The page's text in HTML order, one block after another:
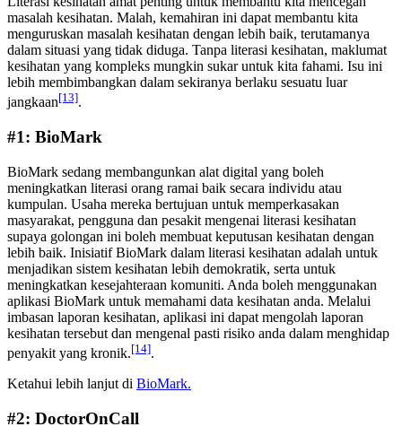
masalah kesihatan. Malah, kemahiran ini dapat membantu kita
menguruskan masalah kesihatan dengan lebih baik, terutamanya
dalam situasi yang tidak diduga. Tanpa literasi kesihatan, maklumat
kesihatan yang kompleks mungkin sukar untuk kita fahami. Isu ini
lebih membimbangkan dalam sekiranya berlaku sesuatu luar
jangkaan[13].
#1: BioMark
BioMark sedang membangunkan alat digital yang boleh
meningkatkan literasi orang ramai baik secara individu atau
kumpulan. Usaha mereka bertujuan untuk memperkasakan
masyarakat, pengguna dan pesakit mengenai literasi kesihatan
supaya golongan ini boleh membuat keputusan kesihatan dengan
lebih baik. Inisiatif BioMark dalam literasi kesihatan adalah untuk
menjadikan sistem kesihatan lebih demokratik, serta untuk
meningkatkan kesejahteraan komuniti. Anda boleh menggunakan
aplikasi BioMark untuk memahami data kesihatan anda. Melalui
imbasan laporan kesihatan, aplikasi ini dapat mengolah laporan
kesihatan tersebut dan mengenal pasti risiko anda dalam menghidap
penyakit yang kronik.[14].
Ketahui lebih lanjut di BioMark.
#2: DoctorOnCall